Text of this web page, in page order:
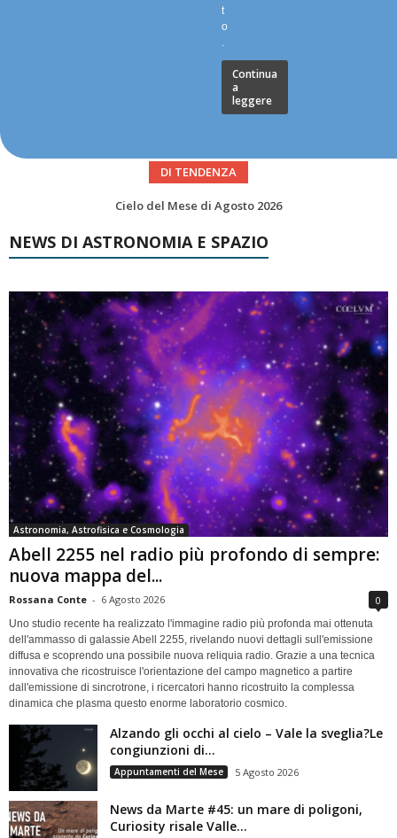
t
o
.
Continua
a
leggere
DI TENDENZA
SUPERNOVAE aggiornamenti del mese – Agosto 2026
NEWS DI ASTRONOMIA E SPAZIO
Astronomia, Astrofisica e Cosmologia
Abell 2255 nel radio più profondo di sempre:
nuova mappa del...
Rossana Conte - 6 Agosto 2026 0
Uno studio recente ha realizzato l'immagine radio più profonda mai ottenuta
dell'ammasso di galassie Abell 2255, rivelando nuovi dettagli sull'emissione
diffusa e scoprendo una possibile nuova reliquia radio. Grazie a una tecnica
innovativa che ricostruisce l'orientazione del campo magnetico a partire
dall'emissione di sincrotrone, i ricercatori hanno ricostruito la complessa
dinamica che plasma questo enorme laboratorio cosmico.
Alzando gli occhi al cielo – Vale la sveglia?Le
congiunzioni di...
Appuntamenti del Mese 5 Agosto 2026
News da Marte #45: un mare di poligoni,
Curiosity risale Valle...